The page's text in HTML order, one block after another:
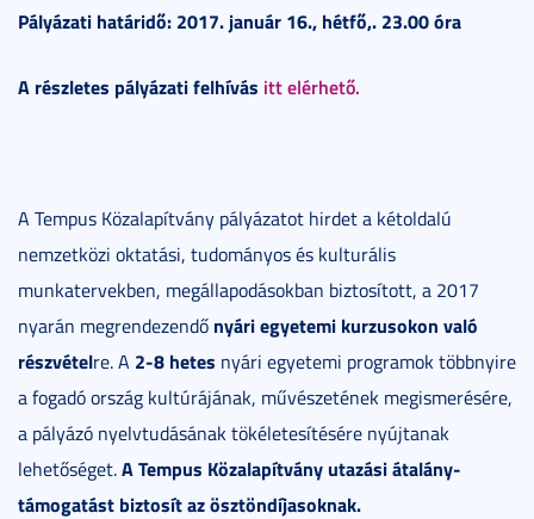
Pályázati határidő: 2017. január 16., hétfő,. 23.00 óra
A részletes pályázati felhívás itt elérhető.
A Tempus Közalapítvány pályázatot hirdet a kétoldalú
nemzetközi oktatási, tudományos és kulturális
munkatervekben, megállapodásokban biztosított, a 2017
nyarán megrendezendő nyári egyetemi kurzusokon való
részvételre. A 2-8 hetes nyári egyetemi programok többnyire
a fogadó ország kultúrájának, művészetének megismerésére,
a pályázó nyelvtudásának tökéletesítésére nyújtanak
lehetőséget.A Tempus Közalapítvány utazási átalány-
támogatást biztosít az ösztöndíjasoknak.